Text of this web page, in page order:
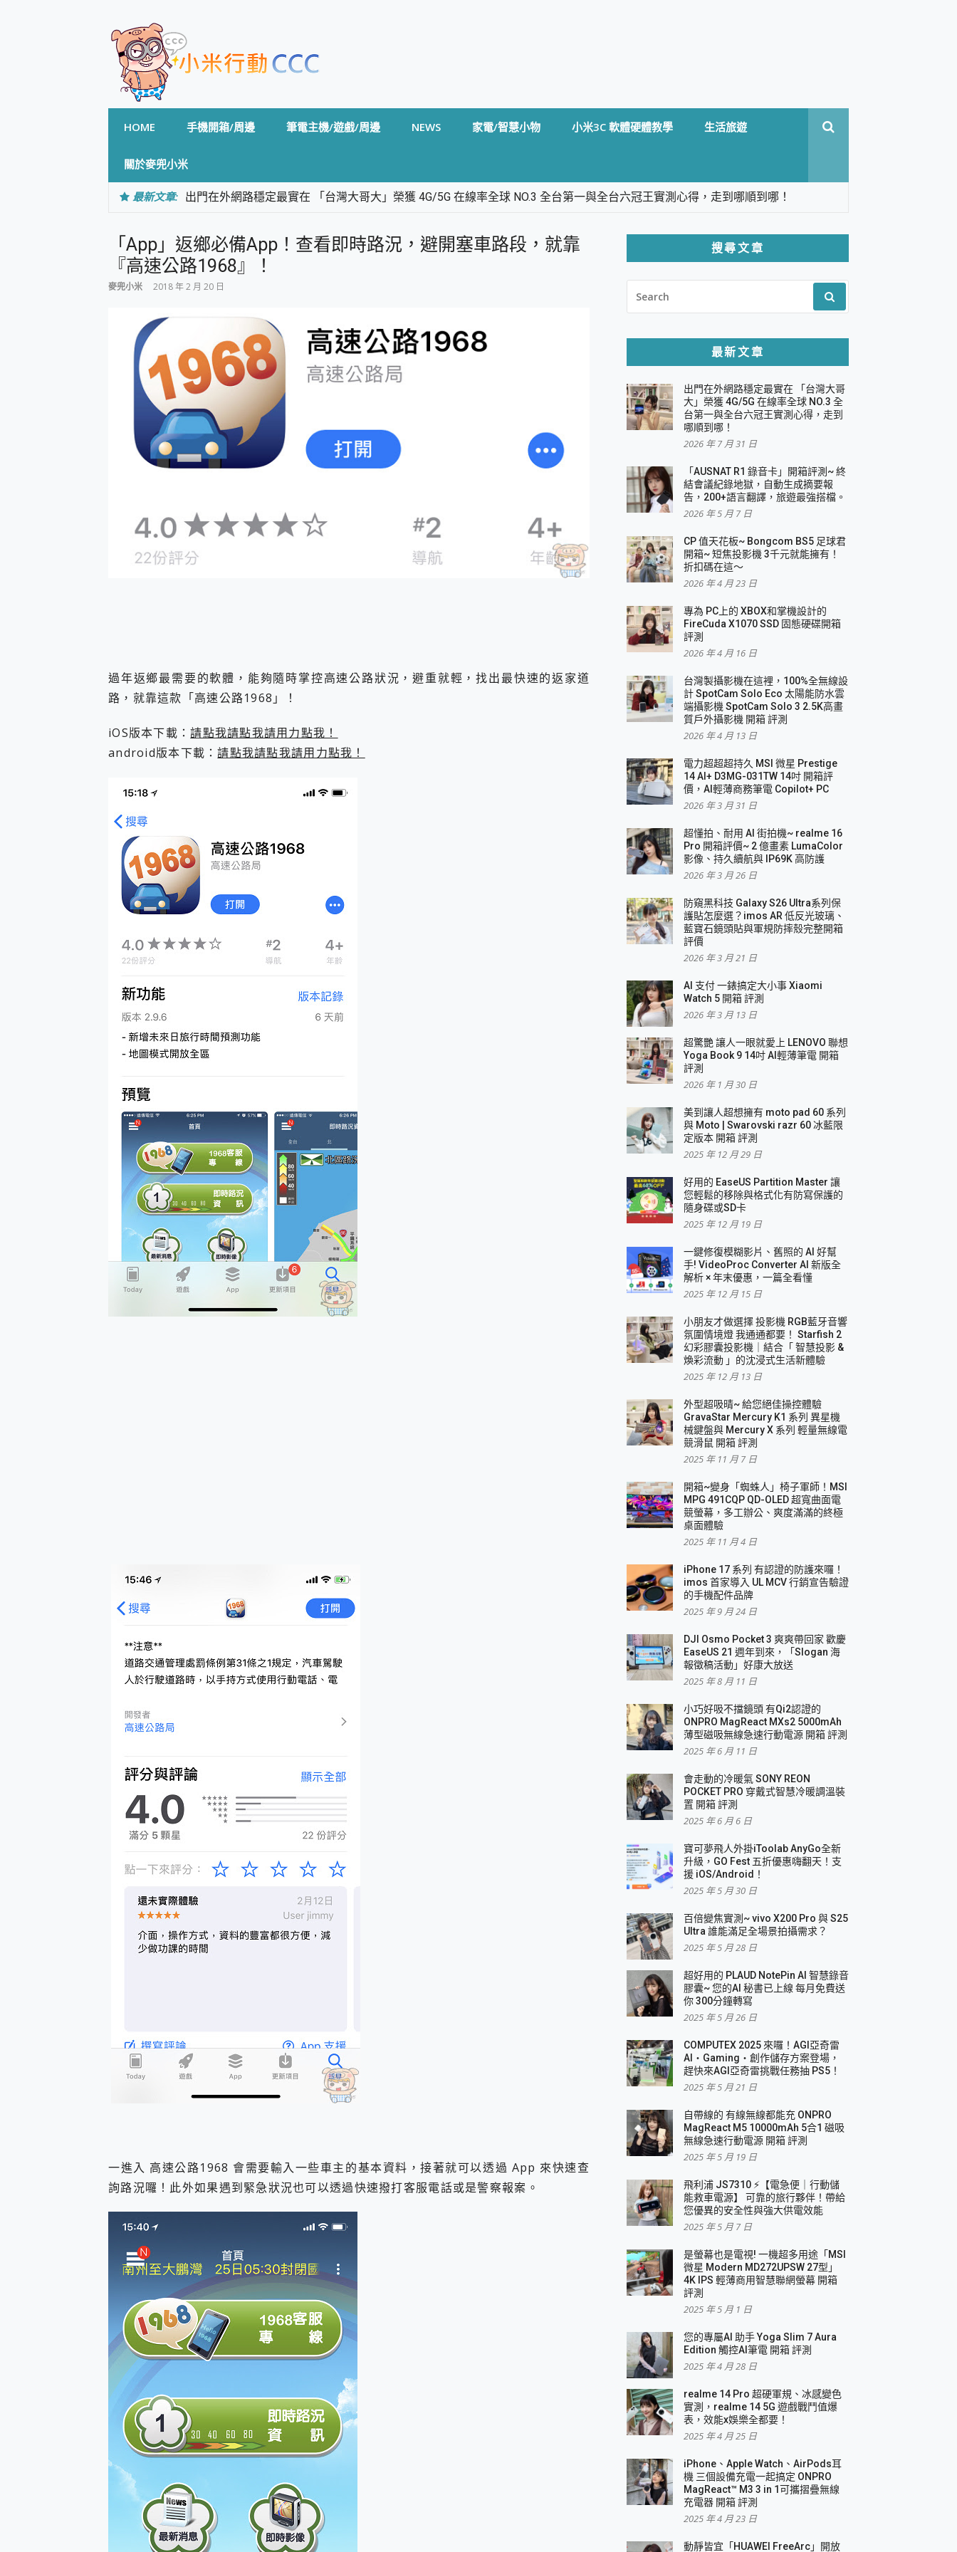
HOME 手機開箱/周邊 筆電主機/遊戲/周邊 NEWS 家電/智慧小物 小米3C 軟體硬體教學 生活旅遊
關於麥兜小米
最新文章: 出門在外網路穩定最實在 「台灣大哥大」榮獲 4G/5G 在線率全球 NO.3 全台第一與全台六冠王實測心得，走到哪順到哪！
專為 PC上的 XBOX和掌機設計的 FireCuda X1070 SSD 固態硬碟開箱 評測
台灣製攝影機在這裡，100%全無線設計 SpotCam Solo Eco 太陽能防水雲端攝影機 SpotCam Solo 3 2.5K高畫質戶外攝影機 開箱 評
測
電力超超超持久 MSI 微星 Prestige 14 AI+ D3MG-031TW 14吋 開箱評價，AI輕薄商務筆電 Copilot+ PC
防窺黑科技 Galaxy S26 Ultra系列保護貼怎麼選？imos AR 低反光玻璃、藍寶石鏡頭貼與軍規防摔殼完整開箱評價
AI 支付 一錶搞定大小事 Xiaomi Watch 5 開箱 評測
超驚艷 讓人一眼就愛上 LENOVO 聯想 Yoga Book 9 14吋 AI輕薄筆電 開箱 評測
美到讓人超想擁有 moto pad 60 系列 與 Moto | Swarovski razr 60 冰藍限定版本 開箱 評測
好用的 EaseUS Partition Master 讓您輕鬆的移除與格式化有防寫保護的隨身碟或SD卡
一鍵修復模糊影片、舊照的 AI 好幫手! VideoProc Converter AI 新版全解析 × 年末優惠，一篇全看懂
小朋友才做選擇 投影機 RGB藍牙音響 氛圍情境燈 我通通都要！ Starfish 2 幻彩膠囊投影機｜結合「 智慧投影 & 煥彩流動 」的沈浸
式生活新體驗
外型超吸晴~ 給您絕佳操控體驗 GravaStar Mercury K1 系列 異星機械鍵盤與 Mercury X 系列 輕量無線電競滑鼠 開箱 評測
開箱~變身「蜘蛛人」椅子軍師！MSI MPG 491CQP QD-OLED 超寬曲面電競螢幕，多工辦公、爽度滿滿的終極桌面體驗
iPhone 17 系列 有認證的防護來囉！ imos 首家導入 UL MCV 行銷宣告驗證的手機配件品牌
DJI Osmo Pocket 3 爽爽帶回家 歡慶 EaseUS 21 週年到來，「Slogan 海報徵稿活動」好康大放送
小巧好吸不擋鏡頭 有Qi2認證的 ONPRO MagReact MXs2 5000mAh薄型磁吸無線急速行動電源 開箱 評測
會走動的冷暖氣 SONY REON POCKET PRO 穿戴式智慧冷暖調溫裝置 開箱 評測
寶可夢飛人外掛iToolab AnyGo全新升級，GO Fest 五折優惠嗨翻天！支援 iOS/Android！
百倍變焦實測~ vivo X200 Pro 與 S25 Ultra 誰能滿足全場景拍攝需求？
超好用的 PLAUD NotePin AI 智慧錄音膠囊~ 您的AI 秘書已上線 每月免費送你 300分鐘轉寫
COMPUTEX 2025 來囉！AGI亞奇雷 AI・Gaming・創作儲存方案登場，趕快來AGI亞奇雷挑戰任務抽 PS5！
自帶線的 有線無線都能充 ONPRO MagReact M5 10000mAh 5合1 磁吸無線急速行動電源 開箱 評測
飛利浦 JS7310 ⚡【電急便｜行動儲能救車電源】 可靠的旅行夥伴！帶給您優異的安全性與強大供電效能
是螢幕也是電視! 一機超多用途「MSI微星 Modern MD272UPSW 27型」 4K IPS 輕薄商用智慧聯網螢幕 開箱 評測
iPhone、Apple Watch、AirPods耳機 三個設備充電一起搞定 ONPRO MagReact™ M3 3 in 1可攜摺疊無線充電器 開箱 評測
動靜皆宜「HUAWEI FreeArc」開放式耳掛耳機，無感配戴! 超穩超服貼，音質、通話也很優質
25種洗烘模式一機搞定! Roborock 衣莉莎白 H1 Neo分子篩洗脫烘 AI 滾筒洗衣機
給 MSI Claw 系列電競掌機 最完美的家 MSI Nest Docking Station 掌機專屬擴充底座 開箱 評測
B&O 精品級音響! Home+ 中嘉寬頻 SoundBox 劇院串流盒 開箱 評測
EaseUS Vocal Remover 免費線上去聲器一鍵去除人聲 人聲 音樂分離 2024 消除人聲推薦
3 個超值 MHN 飛人工具分享~~ iToolab AnyGo 魔物獵人 Now飛人 ios教學 不出門也可以到處走
小體積 40000mAh 超大容量 一次充5個設備 充好充滿 CUKTECH 酷態科 300W 微型充電站 開箱 評測
97.3% 恢復率，資料救援就是這麼簡單 EaseUS Data Recovery Wizard Free 18.0.0 業界最好的資料救援軟體
磁碟系統大風吹 有了 磁碟管理程式 EaseUS Partition Master 就是這麼簡單
全新 SONY Xperia 1 VI 開箱! 相機實測! 長焦覆蓋更遠更清晰、2日長續航、頂尖影音娛樂效能~
Xiaomi 14 Ultra 開箱 評測~ 有深度的 Leica 影像旗艦手機! 加碼小旗艦 Xiaomi 14 開箱 評測
vivo TWS 3e 真無線藍牙耳機智慧降噪升級、音質明亮溫潤，並支援雙設備連接~
人像旗艦 vivo V30 系列 開箱 評測! 首搭蔡司光學鏡頭、攝影棚級柔光環、拍攝功能最好玩的美拍神機 vivo V30 Pro
多個願望一次滿足 超強散熱 微星 MSI Claw A1M-026TW 電競掌機 開箱 評測
一吸完美對位 擁有超強吸力與超好用的隱磁支架 O-ONE MAG 最會吸的行動電源 開箱 評測
OPPO 哈蘇 300mm 專業增距鏡實測：Find X9 Ultra 光學長焦隨手拍，紀錄生活就是這麼簡單
Motorola edge 70 pro 及 moto g37 power上市，登錄在送飛利浦氣炸鍋
ASUS Pad 全面應援 Me Time，加碼愛奇藝黃金雙周卡體驗，專案價最低 NT$0 起
「App」返鄉必備App！查看即時路況，避開塞車路段，就靠
『高速公路1968』！
麥兜小米 2018 年 2 月 20 日
過年返鄉最需要的軟體，能夠隨時掌控高速公路狀況，避重就輕，找出最快速的返家道
路，就靠這款「高速公路1968」！
iOS版本下載：請點我請點我請用力點我！
android版本下載：請點我請點我請用力點我！
一進入 高速公路1968 會需要輸入一些車主的基本資料，接著就可以透過 App 來快速查
詢路況囉！此外如果遇到緊急狀況也可以透過快速撥打客服電話或是警察報案。
搜尋文章
FOR:
最新文章
出門在外網路穩定最實在 「台灣大哥
大」榮獲 4G/5G 在線率全球 NO.3 全
台第一與全台六冠王實測心得，走到
哪順到哪！
2026 年 7 月 31 日
「AUSNAT R1 錄音卡」開箱評測~ 終
結會議紀錄地獄，自動生成摘要報
告，200+語言翻譯，旅遊最強搭檔。
2026 年 5 月 7 日
CP 值天花板~ Bongcom BS5 足球君
開箱~ 短焦投影機 3千元就能擁有！
折扣碼在這～
2026 年 4 月 23 日
專為 PC上的 XBOX和掌機設計的
FireCuda X1070 SSD 固態硬碟開箱
評測
2026 年 4 月 16 日
台灣製攝影機在這裡，100%全無線設
計 SpotCam Solo Eco 太陽能防水雲
端攝影機 SpotCam Solo 3 2.5K高畫
質戶外攝影機 開箱 評測
2026 年 4 月 13 日
電力超超超持久 MSI 微星 Prestige
14 AI+ D3MG-031TW 14吋 開箱評
價，AI輕薄商務筆電 Copilot+ PC
2026 年 3 月 31 日
超懂拍、耐用 AI 街拍機~ realme 16
Pro 開箱評價~ 2 億畫素 LumaColor
影像、持久續航與 IP69K 高防護
2026 年 3 月 26 日
防窺黑科技 Galaxy S26 Ultra系列保
護貼怎麼選？imos AR 低反光玻璃、
藍寶石鏡頭貼與軍規防摔殼完整開箱
評價
2026 年 3 月 21 日
AI 支付 一錶搞定大小事 Xiaomi
Watch 5 開箱 評測
2026 年 3 月 13 日
超驚艷 讓人一眼就愛上 LENOVO 聯想
Yoga Book 9 14吋 AI輕薄筆電 開箱
評測
2026 年 1 月 30 日
美到讓人超想擁有 moto pad 60 系列
與 Moto | Swarovski razr 60 冰藍限
定版本 開箱 評測
2025 年 12 月 29 日
好用的 EaseUS Partition Master 讓
您輕鬆的移除與格式化有防寫保護的
隨身碟或SD卡
2025 年 12 月 19 日
一鍵修復模糊影片、舊照的 AI 好幫
手! VideoProc Converter AI 新版全
解析 × 年末優惠，一篇全看懂
2025 年 12 月 15 日
小朋友才做選擇 投影機 RGB藍牙音響
氛圍情境燈 我通通都要！ Starfish 2
幻彩膠囊投影機｜結合「 智慧投影 &
煥彩流動 」的沈浸式生活新體驗
2025 年 12 月 13 日
外型超吸晴~ 給您絕佳操控體驗
GravaStar Mercury K1 系列 異星機
械鍵盤與 Mercury X 系列 輕量無線電
競滑鼠 開箱 評測
2025 年 11 月 7 日
開箱~變身「蜘蛛人」椅子軍師！MSI
MPG 491CQP QD-OLED 超寬曲面電
競螢幕，多工辦公、爽度滿滿的終極
桌面體驗
2025 年 11 月 4 日
iPhone 17 系列 有認證的防護來囉！
imos 首家導入 UL MCV 行銷宣告驗證
的手機配件品牌
2025 年 9 月 24 日
DJI Osmo Pocket 3 爽爽帶回家 歡慶
EaseUS 21 週年到來，「Slogan 海
報徵稿活動」好康大放送
2025 年 8 月 11 日
小巧好吸不擋鏡頭 有Qi2認證的
ONPRO MagReact MXs2 5000mAh
薄型磁吸無線急速行動電源 開箱 評測
2025 年 6 月 11 日
會走動的冷暖氣 SONY REON
POCKET PRO 穿戴式智慧冷暖調溫裝
置 開箱 評測
2025 年 6 月 6 日
寶可夢飛人外掛iToolab AnyGo全新
升級，GO Fest 五折優惠嗨翻天！支
援 iOS/Android！
2025 年 5 月 30 日
百倍變焦實測~ vivo X200 Pro 與 S25
Ultra 誰能滿足全場景拍攝需求？
2025 年 5 月 28 日
超好用的 PLAUD NotePin AI 智慧錄音
膠囊~ 您的AI 秘書已上線 每月免費送
你 300分鐘轉寫
2025 年 5 月 26 日
COMPUTEX 2025 來囉！AGI亞奇雷
AI・Gaming・創作儲存方案登場，
趕快來AGI亞奇雷挑戰任務抽 PS5！
2025 年 5 月 21 日
自帶線的 有線無線都能充 ONPRO
MagReact M5 10000mAh 5合1 磁吸
無線急速行動電源 開箱 評測
2025 年 5 月 19 日
飛利浦 JS7310 ⚡【電急便｜行動儲
能救車電源】 可靠的旅行夥伴！帶給
您優異的安全性與強大供電效能
2025 年 5 月 7 日
是螢幕也是電視! 一機超多用途「MSI
微星 Modern MD272UPSW 27型」
4K IPS 輕薄商用智慧聯網螢幕 開箱
評測
2025 年 5 月 1 日
您的專屬AI 助手 Yoga Slim 7 Aura
Edition 觸控AI筆電 開箱 評測
2025 年 4 月 28 日
realme 14 Pro 超硬軍規、冰感變色
實測，realme 14 5G 遊戲戰鬥值爆
表，效能x娛樂全都要！
2025 年 4 月 25 日
iPhone、Apple Watch、AirPods耳
機 三個設備充電一起搞定 ONPRO
MagReact™ M3 3 in 1可攜摺疊無線
充電器 開箱 評測
2025 年 4 月 23 日
動靜皆宜「HUAWEI FreeArc」開放